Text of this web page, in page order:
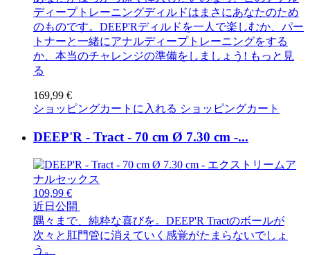
ディープトレーニングディルドはまさにあなたのため
のものです。DEEP'Rディルドを一人で楽しむか、パー
トナーと一緒にアナルディープトレーニングをする
か、本当のチャレンジの準備をしましょう! もっと見
る
169,99 €
ショッピングカートに入れる ショッピングカート
DEEP'R - Tract - 70 cm Ø 7.30 cm -...
109,99 €
近日公開
隅々まで、純粋な喜びを。DEEP'R Tractのボールが
次々と肛門管に消えていく感覚がたまらないでしょ
う。